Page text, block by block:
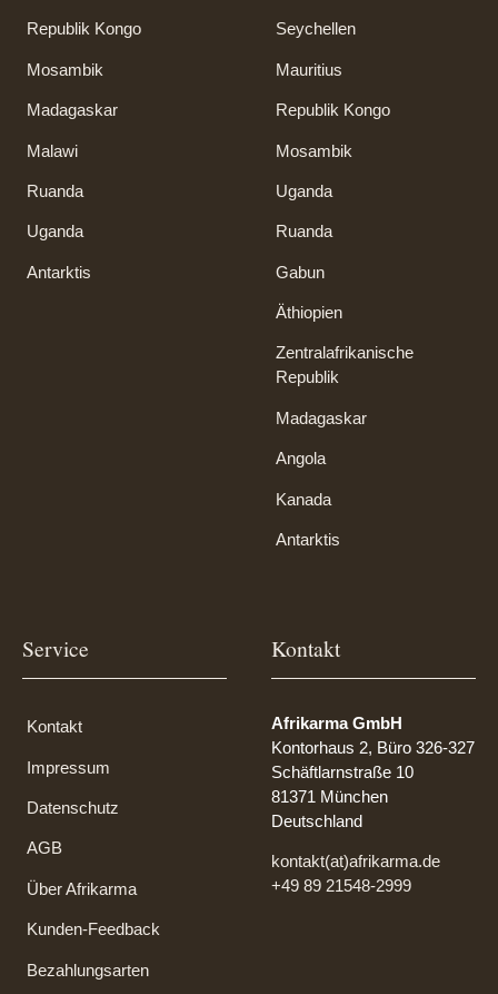
Republik Kongo
Mosambik
Madagaskar
Malawi
Ruanda
Uganda
Antarktis
Seychellen
Mauritius
Republik Kongo
Mosambik
Uganda
Ruanda
Gabun
Äthiopien
Zentralafrikanische
Republik
Madagaskar
Angola
Kanada
Antarktis
Service
Kontakt
Impressum
Datenschutz
AGB
Über Afrikarma
Kunden-Feedback
Bezahlungsarten
Kontakt
Afrikarma GmbH
Kontorhaus 2, Büro 326-327
Schäftlarnstraße 10
81371 München
Deutschland
kontakt(at)afrikarma.de
+49 89 21548-2999